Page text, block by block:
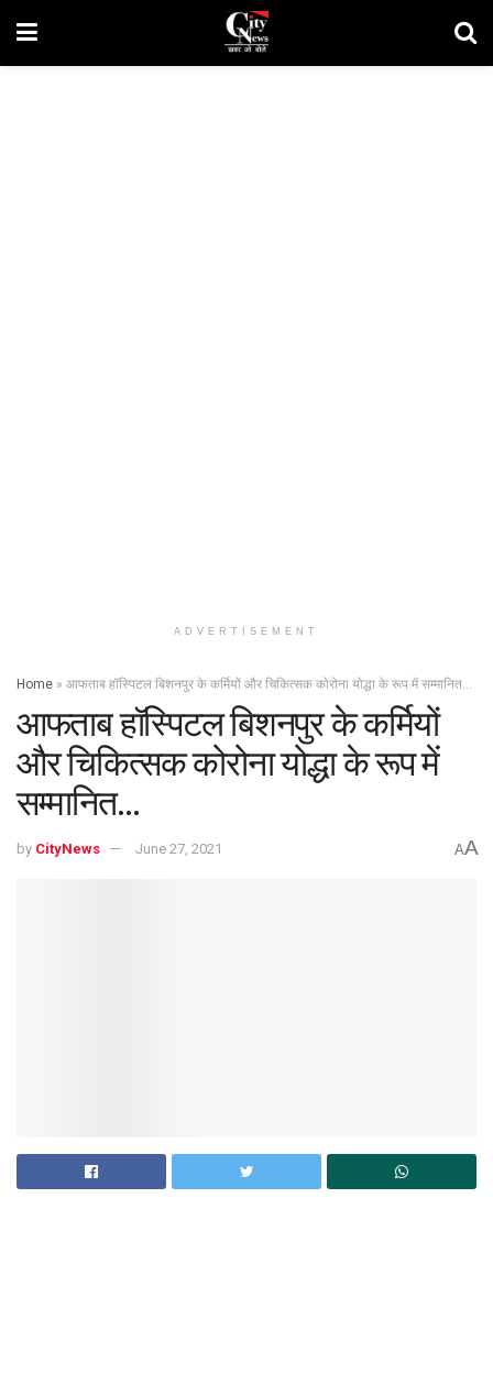
ADVERTISEMENT
Home » आफताब हॉस्पिटल बिशनपुर के कर्मियों और चिकित्सक कोरोना योद्धा के रूप में सम्मानित…
आफताब हॉस्पिटल बिशनपुर के कर्मियों
और चिकित्सक कोरोना योद्धा के रूप में
सम्मानित…
by CityNews June 27, 2021 AA